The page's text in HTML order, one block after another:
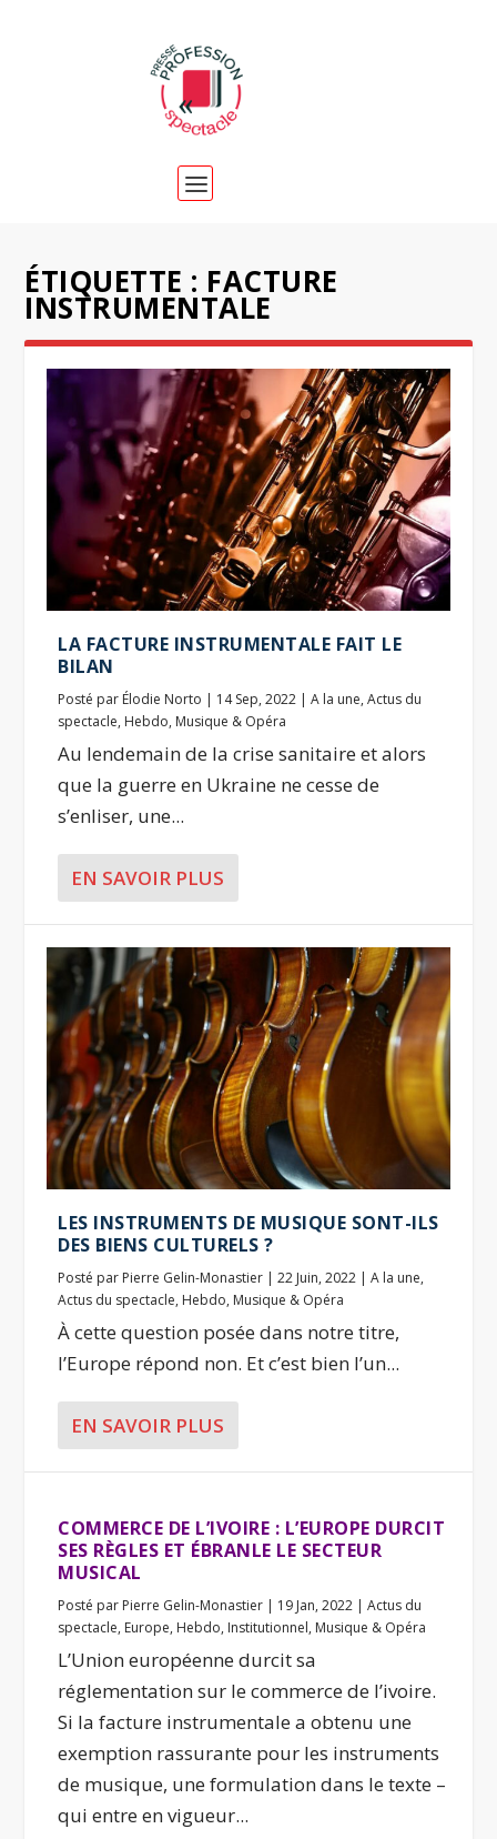
ÉTIQUETTE : FACTURE
INSTRUMENTALE
LA FACTURE INSTRUMENTALE FAIT LE
BILAN
Posté par Élodie Norto | 14 Sep, 2022 |A la une,Actus du
spectacle, Hebdo, Musique & Opéra
Au lendemain de la crise sanitaire et alors
que la guerre en Ukraine ne cesse de
s’enliser, une...
EN SAVOIR PLUS
LES INSTRUMENTS DE MUSIQUE SONT-ILS
DES BIENS CULTURELS ?
Posté par Pierre Gelin-Monastier |22 Juin, 2022 |A la une,
Actus du spectacle, Hebdo, Musique & Opéra
À cette question posée dans notre titre,
l’Europe répond non. Et c’est bien l’un...
EN SAVOIR PLUS
COMMERCE DE L’IVOIRE : L’EUROPE DURCIT
SES RÈGLES ET ÉBRANLE LE SECTEUR
MUSICAL
Posté par Pierre Gelin-Monastier | 19 Jan, 2022 |Actus du
spectacle, Europe, Hebdo, Institutionnel, Musique & Opéra
L’Union européenne durcit sa
réglementation sur le commerce de l’ivoire.
Si la facture instrumentale a obtenu une
exemption rassurante pour les instruments
de musique, une formulation dans le texte –
qui entre en vigueur...